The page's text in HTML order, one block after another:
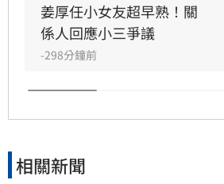
件，導致話題持續發酵，網友
仍存有諸多疑問。面對女友身
任展現力挺態度，笑稱兩人的
姜厚任小女友超早熟！關
係人回應小三爭議
-298分鐘前
相關新聞